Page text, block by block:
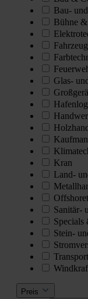
Bau-
Bühne
Glas-
Kran
Land-
Sanitär-
Specials
Stein-
Preis